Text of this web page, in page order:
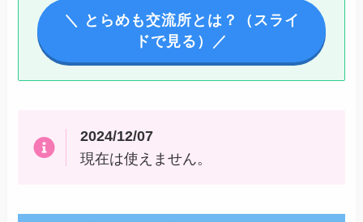
＼ とらめも交流所とは？（スライ
ドで見る）／
2024/12/07
現在は使えません。